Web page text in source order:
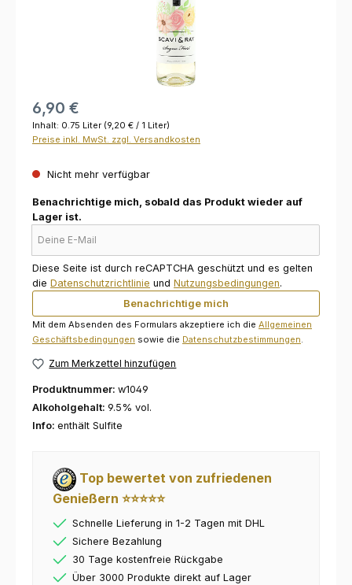
6,90 €
Inhalt: 0.75 Liter (9,20 € / 1 Liter)
Preise inkl. MwSt. zzgl. Versandkosten
Nicht mehr verfügbar
Benachrichtige mich, sobald das Produkt wieder auf
Lager ist.
Diese Seite ist durch reCAPTCHA geschützt und es gelten
die Datenschutzrichtlinie und Nutzungsbedingungen.
Benachrichtige mich
Mit dem Absenden des Formulars akzeptiere ich die Allgemeinen
Geschäftsbedingungen sowie die Datenschutzbestimmungen.
Zum Merkzettel hinzufügen
Produktnummer: w1049
Alkoholgehalt: 9.5% vol.
Info: enthält Sulfite
Top bewertet von zufriedenen
Genießern ⭐⭐⭐⭐⭐
Schnelle Lieferung in 1-2 Tagen mit DHL
Sichere Bezahlung
30 Tage kostenfreie Rückgabe
Über 3000 Produkte direkt auf Lager